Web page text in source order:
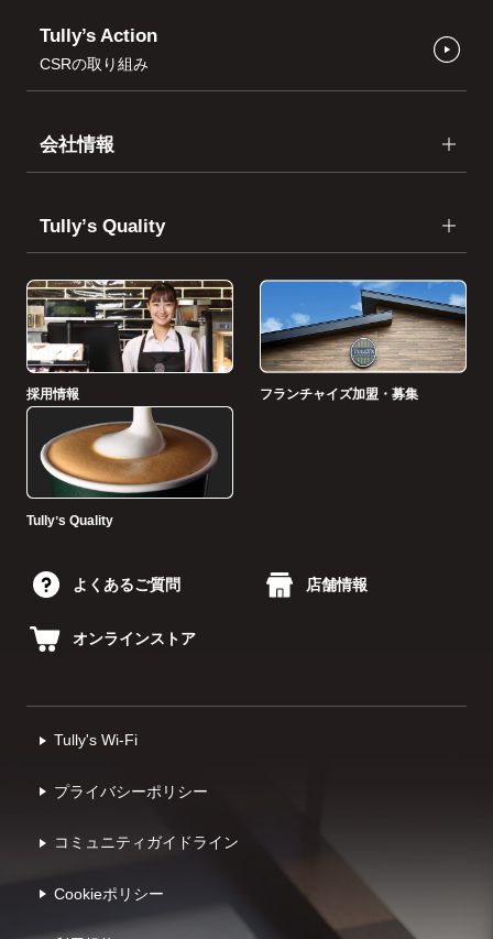
Tully’s Action
CSRの取り組み
会社情報
Tullyʼs Quality
採用情報 フランチャイズ加盟・募集
Tullyʼs Quality
よくあるご質問 店舗情報
オンラインストア
Tully's Wi-Fi
プライバシーポリシー
コミュニティガイドライン
Cookieポリシー